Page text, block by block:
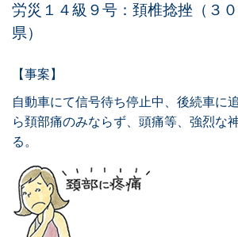
労災１４級９号：頚椎捻挫（３
県）
【事案】
自動車にて信号待ち停止中、後続車に
ら頚部痛のみならず、頭痛等、強烈な
る。